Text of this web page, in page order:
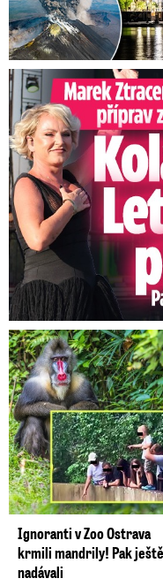
Marek Ztracený na
Ignoranti v Zoo Ostrava
krmili mandrily! Pak ještě
nadávali